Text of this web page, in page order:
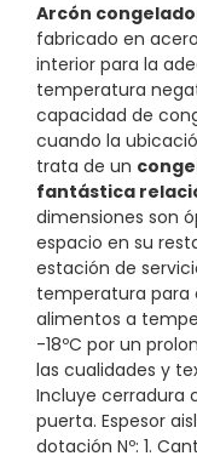
Arcón
fabricado en
interior para la
temperatura
capacidad de
cuando la
trata de un
fantástica
dimensiones son
espacio en su
estación de
temperatura para
alimentos a
-18ºC por un
las cualidades y
Incluye cerradura
puerta. Espesor
dotación Nº: 1.